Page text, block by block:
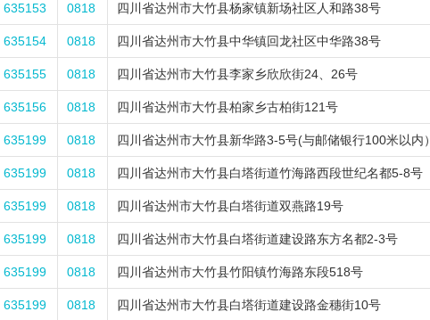
635153 0818 四川省达州市大竹县杨家镇新场社区人和路38号
635154 0818 四川省达州市大竹县中华镇回龙社区中华路38号
635155 0818 四川省达州市大竹县李家乡欣欣街24、26号
635156 0818 四川省达州市大竹县柏家乡古柏街121号
635199 0818 四川省达州市大竹县新华路3-5号(与邮储银行100米以内）
635199 0818 四川省达州市大竹县白塔街道竹海路西段世纪名都5-8号
635199 0818 四川省达州市大竹县白塔街道双燕路19号
635199 0818 四川省达州市大竹县白塔街道建设路东方名都2-3号
635199 0818 四川省达州市大竹县竹阳镇竹海路东段518号
635199 0818 四川省达州市大竹县白塔街道建设路金穗街10号